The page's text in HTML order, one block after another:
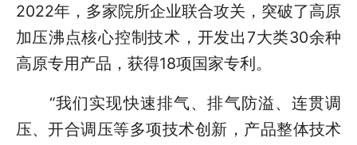
2022年，多家院所企业联合攻关，突破了高原
加压沸点核心控制技术，开发出7大类30余种
高原专用产品，获得18项国家专利。
“我们实现快速排气、排气防溢、连贯调
压、开合调压等多项技术创新，产品整体技术